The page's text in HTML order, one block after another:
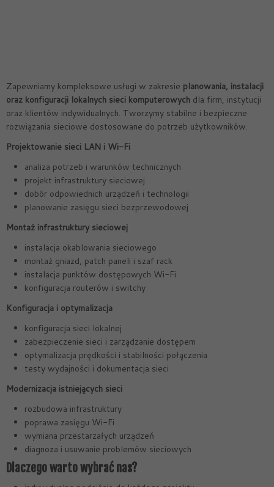
Zapewniamy kompleksowe usługi w zakresie planowania, instalacji
oraz konfiguracji lokalnych sieci komputerowych dla firm, instytucji
oraz klientów indywidualnych. Tworzymy stabilne i bezpieczne
rozwiązania sieciowe dostosowane do potrzeb użytkowników.
Projektowanie sieci LAN i Wi-Fi
analiza potrzeb i warunków technicznych
projekt infrastruktury sieciowej
dobór odpowiednich urządzeń i technologii
planowanie zasięgu sieci bezprzewodowej
Montaż infrastruktury sieciowej
instalacja okablowania sieciowego
montaż gniazd, patch paneli i szaf rack
instalacja punktów dostępowych Wi-Fi
konfiguracja routerów i switchy
Konfiguracja i optymalizacja
konfiguracja sieci lokalnej
zabezpieczenie sieci i zarządzanie dostępem
optymalizacja prędkości i stabilności połączenia
testy wydajności i dokumentacja sieci
Modernizacja istniejących sieci
rozbudowa infrastruktury
poprawa zasięgu Wi-Fi
wymiana przestarzałych urządzeń
diagnoza i usuwanie problemów sieciowych
Dlaczego warto wybrać nas?